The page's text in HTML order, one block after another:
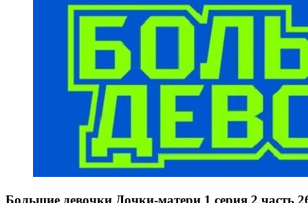
Большие девочки Дочки-матери 1 серия 2 часть